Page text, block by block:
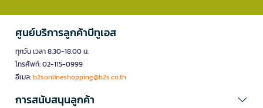
ศูนย์บริการลูกค้าบีทูเอส
ทุกวัน เวลา 8.30-18.00 น.
โทรศัพท์: 02-115-0999
อีเมล:b2sonlineshopping@b2s.co.th
การสนับสนุนลูกค้า